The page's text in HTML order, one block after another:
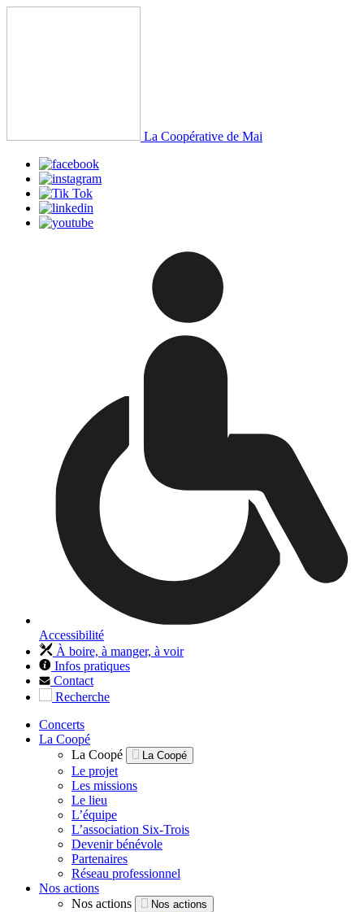
La Coopérative de Mai
Accessibilité
À boire, à manger, à voir
Infos pratiques
Contact
Recherche
Concerts
La Coopé
La Coopé
La Coopé
Le projet
Les missions
Le lieu
L’équipe
L’association Six-Trois
Devenir bénévole
Partenaires
Réseau professionnel
Nos actions
Nos actions
Nos actions